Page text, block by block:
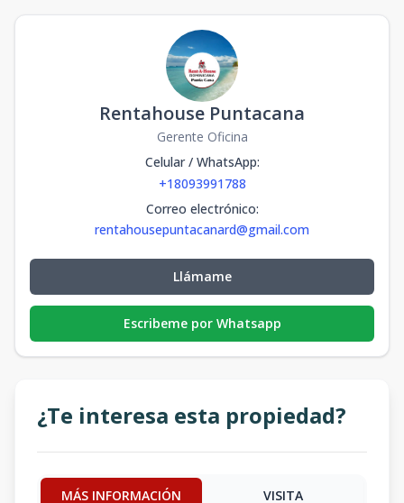
Rentahouse Puntacana
Gerente Oficina
Celular / WhatsApp:
+18093991788
Correo electrónico:
rentahousepuntacanard@gmail.com
Llámame
Escribeme por Whatsapp
¿Te interesa esta propiedad?
MÁS INFORMACIÓN VISITA